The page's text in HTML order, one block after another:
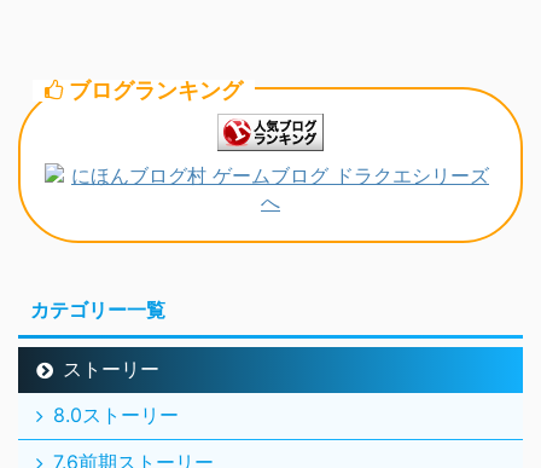
ブログランキング
カテゴリー一覧
ストーリー
8.0ストーリー
7.6前期ストーリー